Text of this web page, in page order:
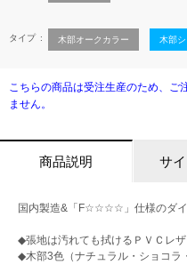
タイプ 木部オークカラー 木部
こちらの商品は受注生産のため、ご
ません。
商品説明 サ
国内製造&「F☆☆☆☆」仕様のダイ
◆張地は汚れても拭けるＰＶＣレザ
◆木部3色（ナチュラル・ショコラ